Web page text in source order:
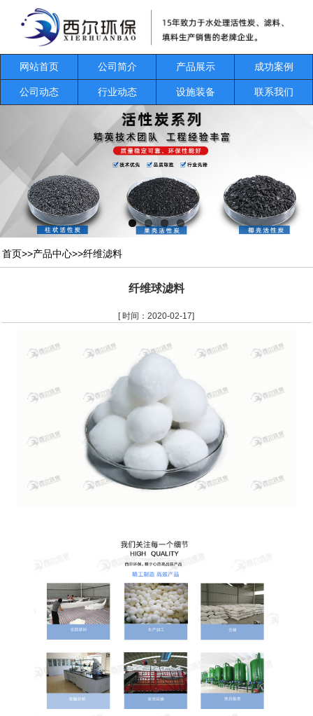
网站首页 公司简介 产品展示 成功案例
公司动态 行业动态 设施装备 联系我们
首页>>产品中心>>纤维滤料
纤维球滤料
[ 时间：2020-02-17]